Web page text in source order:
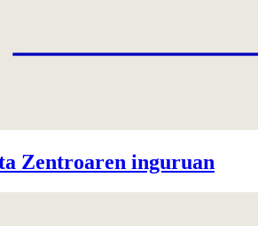
Zentroaren inguruan